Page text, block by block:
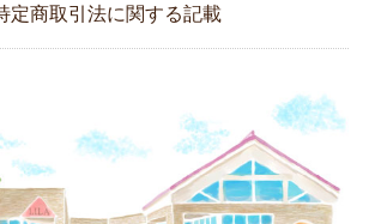
定商取引法に関する記載